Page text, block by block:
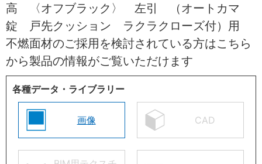
高 〈オフブラック〉 左引 （オートカマ
錠 戸先クッション ラクラクローズ付）用
不燃面材のご採用を検討されている方はこちら
から製品の情報がご覧いただけます
各種データ・ライブラリー
画像 CAD